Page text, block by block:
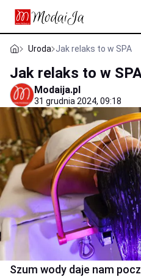
Uroda Jak relaks to w SPA
Jak relaks to w
Modaija.pl
31 grudnia 2024, 09:18
Szum wody daje nam